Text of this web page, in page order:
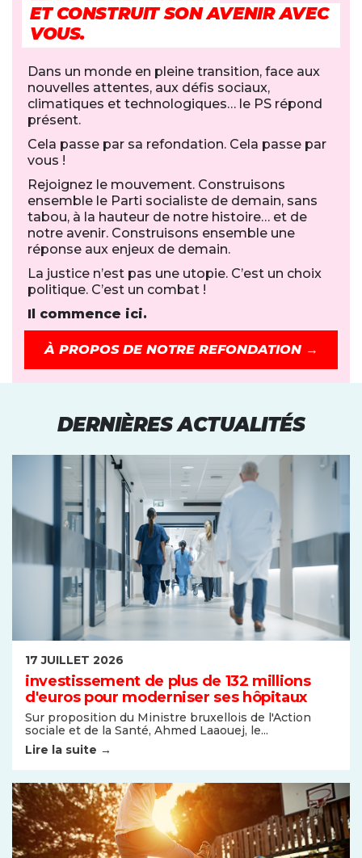
ET CONSTRUIT SON AVENIR AVEC
VOUS.
Dans un monde en pleine transition, face aux
nouvelles attentes, aux défis sociaux,
climatiques et technologiques… le PS répond
présent.
Cela passe par sa refondation. Cela passe par
vous !
Rejoignez le mouvement. Construisons
ensemble le Parti socialiste de demain, sans
tabou, à la hauteur de notre histoire… et de
notre avenir. Construisons ensemble une
réponse aux enjeux de demain.
La justice n’est pas une utopie. C’est un choix
politique. C’est un combat !
Il commence ici.
À PROPOS DE NOTRE REFONDATION →
DERNIÈRES ACTUALITÉS
17 JUILLET 2026
investissement de plus de 132 millions
d'euros pour moderniser ses hôpitaux
Sur proposition du Ministre bruxellois de l'Action
sociale et de la Santé, Ahmed Laaouej, le...
Lire la suite →